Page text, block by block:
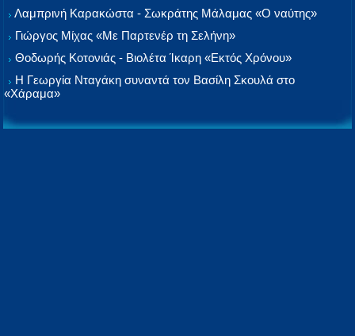
Λαμπρινή Καρακώστα - Σωκράτης Μάλαμας «Ο ναύτης»
Γιώργος Μίχας «Με Παρτενέρ τη Σελήνη»
Θοδωρής Κοτονιάς - Βιολέτα Ίκαρη «Εκτός Χρόνου»
Η Γεωργία Νταγάκη συναντά τον Βασίλη Σκουλά στο
«Χάραμα»